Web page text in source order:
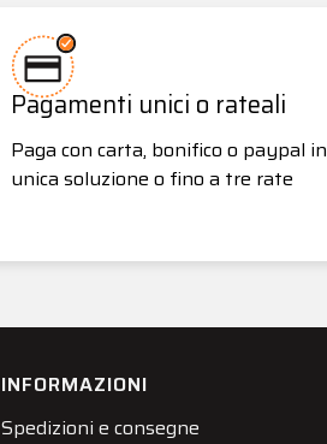
Pagamenti unici o rateali
Paga con carta, bonifico o paypal in
unica soluzione o fino a tre rate
INFORMAZIONI
Spedizioni e consegne